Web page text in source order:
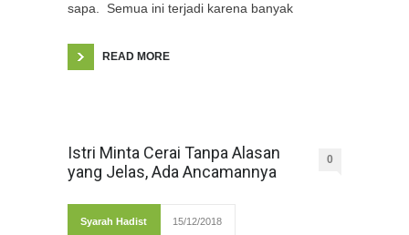
sapa. Semua ini terjadi karena banyak
READ MORE
Istri Minta Cerai Tanpa Alasan
yang Jelas, Ada Ancamannya
0
Syarah Hadist 15/12/2018